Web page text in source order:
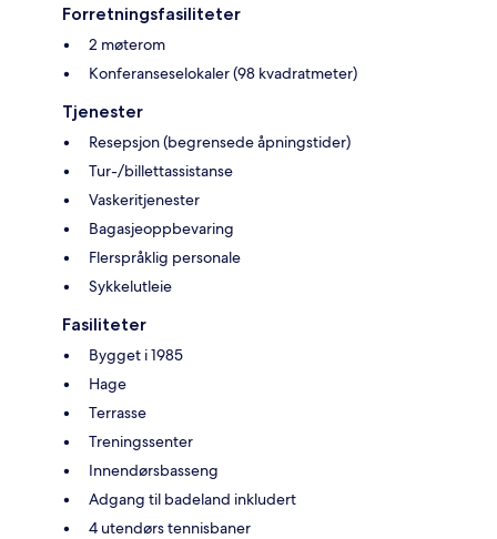
Forretningsfasiliteter
2 møterom
Konferanseselokaler (98 kvadratmeter)
Tjenester
Resepsjon (begrensede åpningstider)
Tur-/billettassistanse
Vaskeritjenester
Bagasjeoppbevaring
Flerspråklig personale
Sykkelutleie
Fasiliteter
Bygget i 1985
Hage
Terrasse
Treningssenter
Innendørsbasseng
Adgang til badeland inkludert
4 utendørs tennisbaner